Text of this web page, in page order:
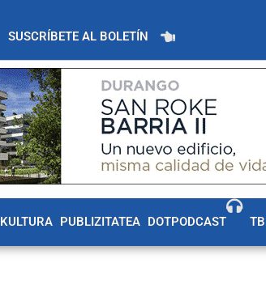
SUSCRÍBETE AL BOLETÍN
KULTURA PUBLIZITATEA DOTPODCAST